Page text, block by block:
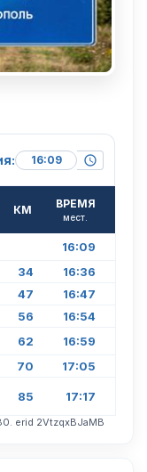
КМ ВРЕМЯ
мест.
16:09
34 16:36
47 16:47
56 16:54
62 16:59
70 17:05
85 17:17
erid 2VtzqxBJaMB